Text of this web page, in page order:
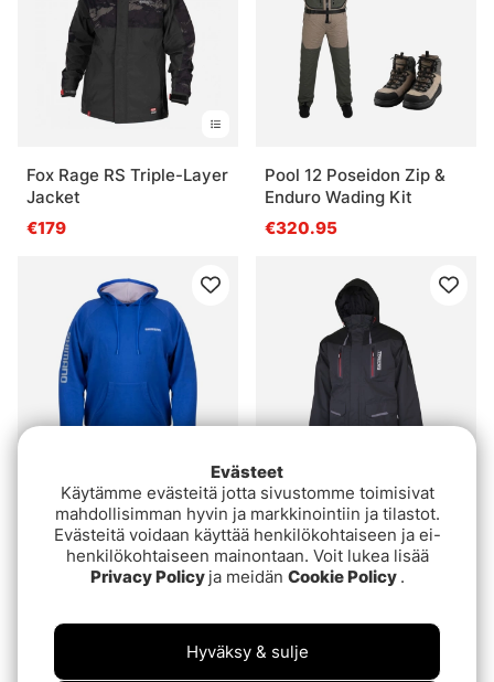
Fox Rage RS Triple-Layer
Jacket
€179
Pool 12 Poseidon Zip &
Enduro Wading Kit
€320.95
Shimano Pull Over
Hoodie Blue
€54.90
Patriot HeatGuard
Thermo Jacket
€79
Evästeet
Käytämme evästeitä jotta sivustomme toimisivat
mahdollisimman hyvin ja markkinointiin ja tilastot.
Evästeitä voidaan käyttää henkilökohtaiseen ja ei-
henkilökohtaiseen mainontaan. Voit lukea lisää
Privacy Policy ja meidän Cookie Policy .
Hyväksy & sulje